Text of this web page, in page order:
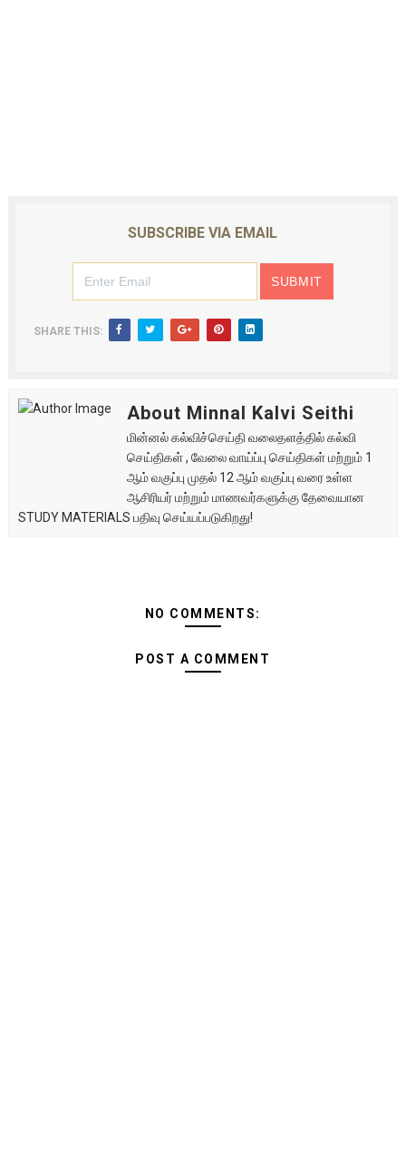
SUBSCRIBE VIA EMAIL
SHARE THIS:
About Minnal Kalvi Seithi
மின்னல் கல்விச்செய்தி வலைதளத்தில் கல்வி
செய்திகள் , வேலை வாய்ப்பு செய்திகள் மற்றும் 1
ஆம் வகுப்பு முதல் 12 ஆம் வகுப்பு வரை உள்ள
ஆசிரியர் மற்றும் மாணவர்களுக்கு தேவையான
STUDY MATERIALS பதிவு செய்யப்படுகிறது!
NO COMMENTS:
POST A COMMENT